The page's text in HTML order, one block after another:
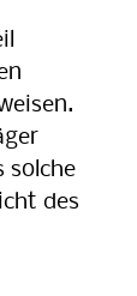
solche
des